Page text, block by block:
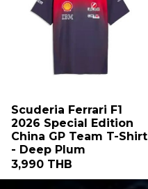
Scuderia Ferrari F1
2026 Special Edition
China GP Team T-Shirt
- Deep Plum
3,990 THB